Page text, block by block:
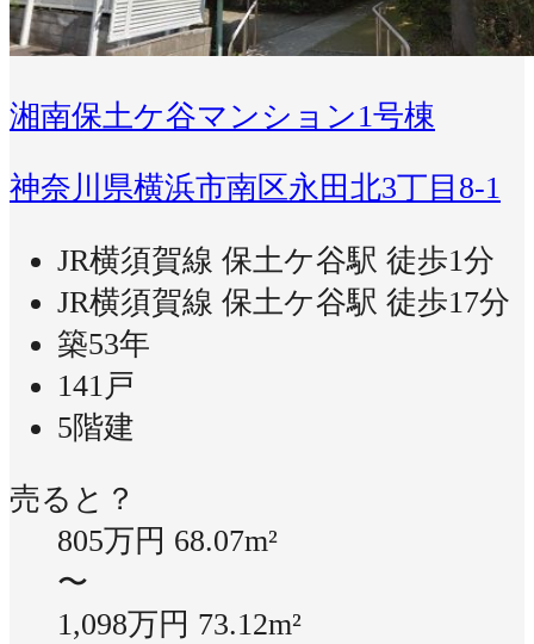
湘南保土ケ谷マンション1号棟
神奈川県横浜市南区永田北3丁目8-1
JR横須賀線 保土ケ谷駅 徒歩1分
JR横須賀線 保土ケ谷駅 徒歩17分
築53年
141戸
5階建
売ると？
805万円 68.07m²
〜
1,098万円 73.12m²